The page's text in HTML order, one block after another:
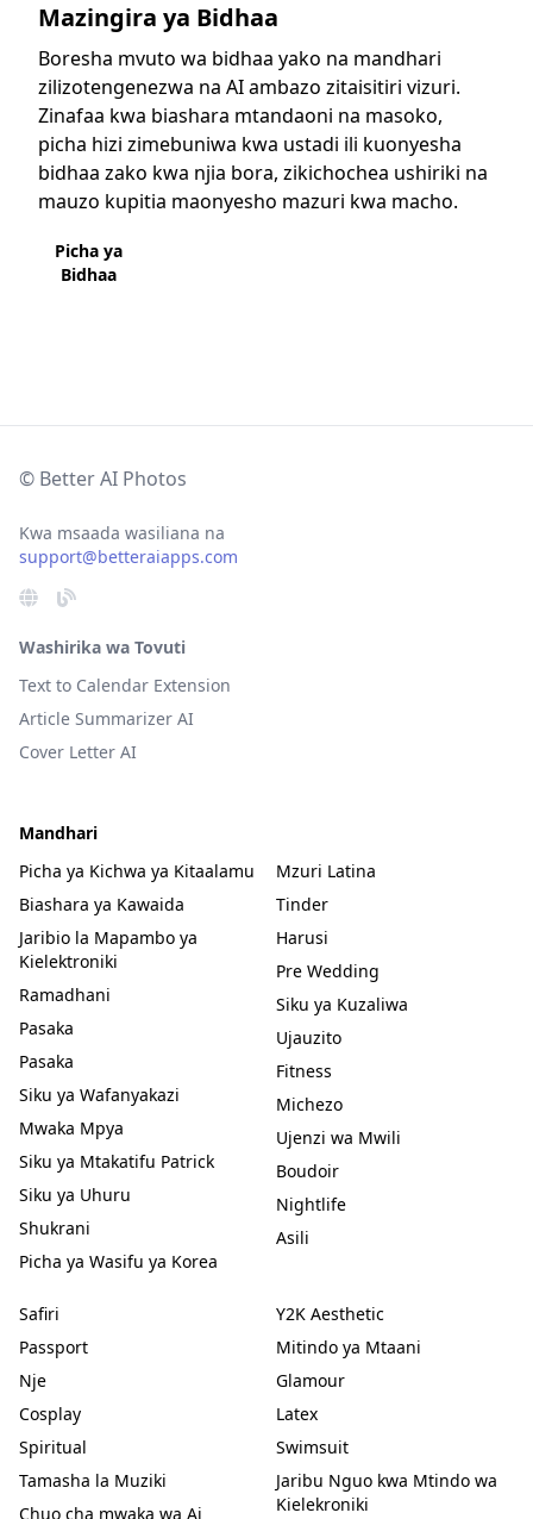
Mazingira ya Bidhaa
Boresha mvuto wa bidhaa yako na mandhari
zilizotengenezwa na AI ambazo zitaisitiri vizuri.
Zinafaa kwa biashara mtandaoni na masoko,
picha hizi zimebuniwa kwa ustadi ili kuonyesha
bidhaa zako kwa njia bora, zikichochea ushiriki na
mauzo kupitia maonyesho mazuri kwa macho.
Picha ya
Bidhaa
© Better AI Photos
Kwa msaada wasiliana na
support@betteraiapps.com
Washirika wa Tovuti
Text to Calendar Extension
Article Summarizer AI
Cover Letter AI
Mandhari
Picha ya Kichwa ya Kitaalamu
Biashara ya Kawaida
Jaribio la Mapambo ya
Kielektroniki
Ramadhani
Pasaka
Pasaka
Siku ya Wafanyakazi
Mwaka Mpya
Siku ya Mtakatifu Patrick
Siku ya Uhuru
Shukrani
Picha ya Wasifu ya Korea
Mzuri Latina
Tinder
Harusi
Pre Wedding
Siku ya Kuzaliwa
Ujauzito
Fitness
Michezo
Ujenzi wa Mwili
Boudoir
Nightlife
Asili
Safiri
Passport
Nje
Cosplay
Spiritual
Tamasha la Muziki
Chuo cha mwaka wa Ai
Y2K Aesthetic
Mitindo ya Mtaani
Glamour
Latex
Swimsuit
Jaribu Nguo kwa Mtindo wa
Kielekroniki